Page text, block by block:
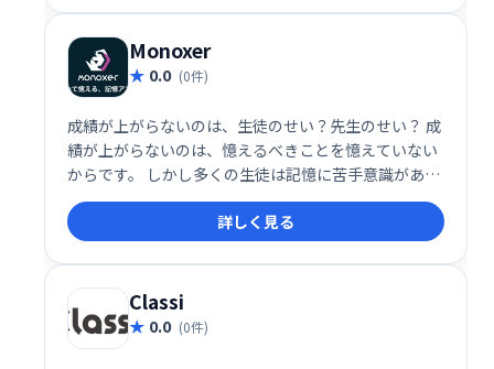
Monoxer
0.0 (0件)
成績が上がらないのは、生徒のせい？先生のせい？ 成
績が上がらないのは、憶えるべきことを憶えていない
からです。 しかし多くの生徒は記憶に苦手意識があ
り、 「憶える」最適な方法を見つけられていません。
Monoxerを使えば、見つけられます。 全ての生徒の
「憶える」を得意に。
詳しく見る
Classi
0.0 (0件)